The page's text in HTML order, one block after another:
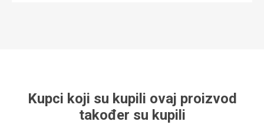
Kupci koji su kupili ovaj proizvod
također su kupili